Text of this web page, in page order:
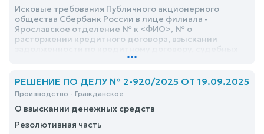
Исковые требования Публичного акционерного
общества Сбербанк России в лице филиала -
Ярославское отделение № к <ФИО>, № о
расторжении кредитного договора, взыскании
расходов и обращении взыскания на заложенное
...
РЕШЕНИЕ ПО ДЕЛУ № 2-920/2025 ОТ 19.09.2025
Производство - Гражданское
О взыскании денежных средств
Резолютивная часть